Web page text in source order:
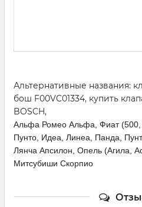
Альтернативные названия:
бош F00VC01334, купить
BOSCH,
Альфа Ромео Альфа, Фиат (500,
Пунто, Идеа, Линеа, Панда,
Лянча Апсилон, Опель (Агила,
Митсубиши Скорпио